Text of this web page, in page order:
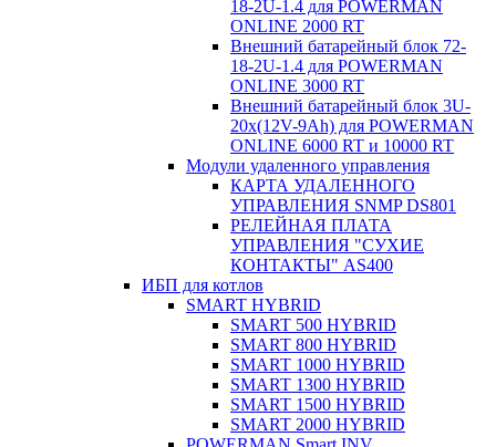
18-2U-1.4 для POWERMAN
ONLINE 2000 RT
Внешний батарейный блок 72-
18-2U-1.4 для POWERMAN
ONLINE 3000 RT
Внешний батарейный блок 3U-
20x(12V-9Ah) для POWERMAN
ONLINE 6000 RT и 10000 RT
Модули удаленного управления
КАРТА УДАЛЕННОГО
УПРАВЛЕНИЯ SNMP DS801
РЕЛЕЙНАЯ ПЛАТА
УПРАВЛЕНИЯ "СУХИЕ
КОНТАКТЫ" AS400
ИБП для котлов
SMART HYBRID
SMART 500 HYBRID
SMART 800 HYBRID
SMART 1000 HYBRID
SMART 1300 HYBRID
SMART 1500 HYBRID
SMART 2000 HYBRID